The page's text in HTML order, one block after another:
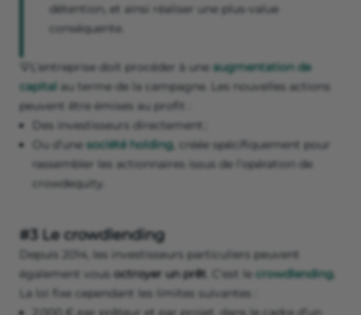
détention, et ainsi réaliser une plus-value
conséquente.
💡L’entreprise doit procéder à une augmentation de
capital au terme de la campagne. Les nouvelles actions
peuvent être émises au profit :
Des investisseurs directement ;
Ou d’une société holding, créée spécifiquement pour
rassembler les actionnaires issus de l’opération de
crowdequity.
#3 Le crowdlending
Depuis 2014, les investisseurs particuliers peuvent
également vous octroyer un prêt . C'est le crowdlending.
La loi fixe cependant les limites suivantes :